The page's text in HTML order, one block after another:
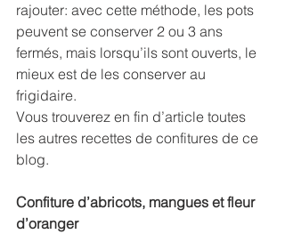
rajouter: avec cette méthode, les pots
peuvent se conserver 2 ou 3 ans
fermés, mais lorsqu’ils sont ouverts, le
mieux est de les conserver au
frigidaire.
Vous trouverez en fin d’article toutes
les autres recettes de confitures de ce
blog.
Confiture d’abricots, mangues et fleur
d’oranger